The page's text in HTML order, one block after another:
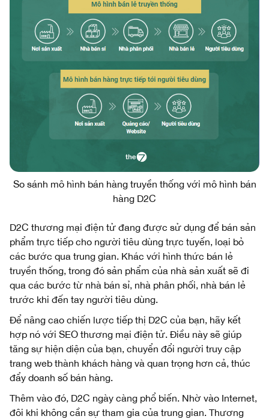
So sánh mô hình bán hàng truyền thống với mô hình bán
hàng D2C
D2C thương mại điện tử đang được sử dụng để bán sản
phẩm trực tiếp cho người tiêu dùng trực tuyến, loại bỏ
các bước qua trung gian. Khác với hình thức bán lẻ
truyền thống, trong đó sản phẩm của nhà sản xuất sẽ đi
qua các bước từ nhà bán sỉ, nhà phân phối, nhà bán lẻ
trước khi đến tay người tiêu dùng.
Để nâng cao chiến lược tiếp thị D2C của bạn, hãy kết
hợp nó với SEO thương mại điện tử. Điều này sẽ giúp
tăng sự hiện diện của bạn, chuyển đổi người truy cập
trang web thành khách hàng và quan trọng hơn cả, thúc
đẩy doanh số bán hàng.
Thêm vào đó, D2C ngày càng phổ biến. Nhờ vào Internet,
đôi khi không cần sự tham gia của trung gian. Thương